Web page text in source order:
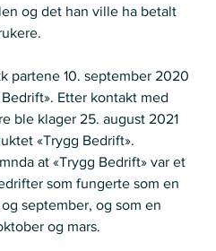
og det han ville ha betalt
partene 10. september 2020
Etter kontakt med
ble klager 25. august 2021
«Trygg Bedrift».
at «Trygg Bedrift» var et
som fungerte som en
september, og som en
og mars.